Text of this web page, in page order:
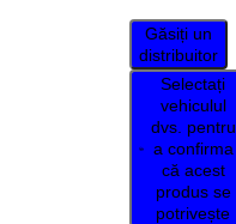
Găsiți un
distribuitor
Selectați
vehiculul
dvs. pentru
a confirma
că acest
produs se
potrivește